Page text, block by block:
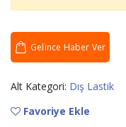
Gelince Haber Ver
Alt Kategori: Dış Lastik
Favoriye Ekle